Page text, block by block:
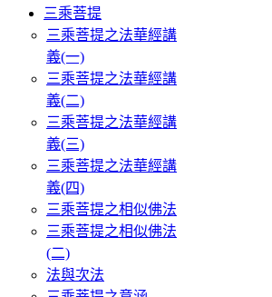
三乘菩提
三乘菩提之法華經講
義(一)
三乘菩提之法華經講
義(二)
三乘菩提之法華經講
義(三)
三乘菩提之法華經講
義(四)
三乘菩提之相似佛法
三乘菩提之相似佛法
(二)
法與次法